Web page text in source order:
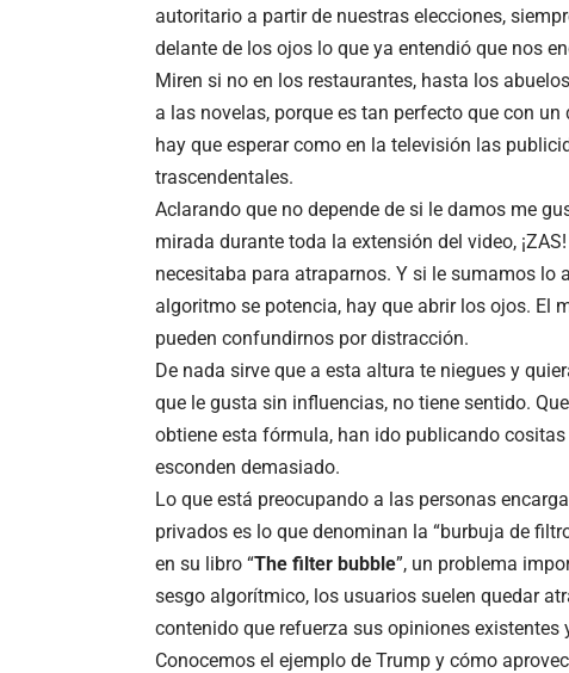
autoritario a partir de nuestras elecciones,
delante de los ojos lo que ya entendió que nos
Miren si no en los restaurantes, hasta los
a las novelas, porque es tan perfecto que con
hay que esperar como en la televisión las
trascendentales.
Aclarando que no depende de si le damos me
mirada durante toda la extensión del video,
necesitaba para atraparnos. Y si le sumamos lo
algoritmo se potencia, hay que abrir los ojos. El
pueden confundirnos por distracción.
De nada sirve que a esta altura te niegues y
que le gusta sin influencias, no tiene sentido.
obtiene esta fórmula, han ido publicando
esconden demasiado.
Lo que está preocupando a las personas
privados es lo que denominan la “burbuja de
en su libro “The filter bubble”, un problema
sesgo algorítmico, los usuarios suelen quedar
contenido que refuerza sus opiniones
Conocemos el ejemplo de Trump y cómo